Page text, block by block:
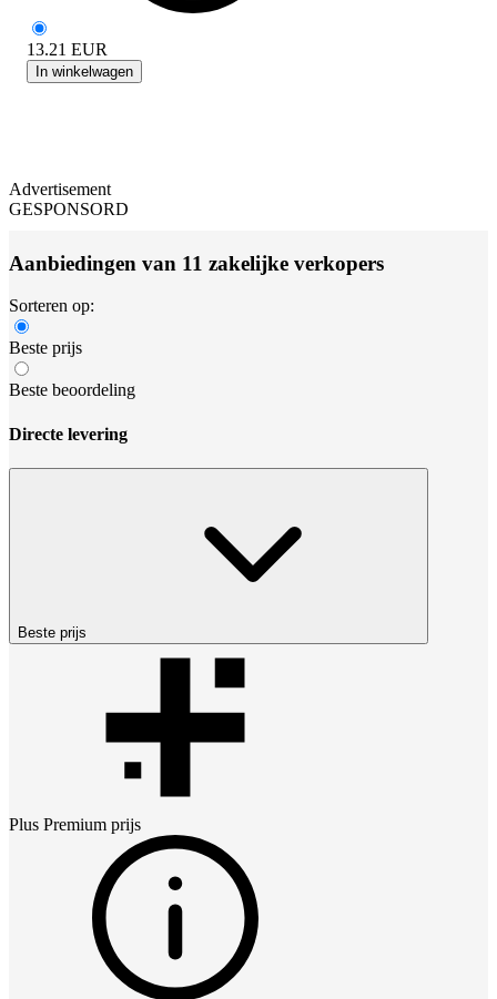
13.21 EUR
In winkelwagen
Advertisement
GESPONSORD
Aanbiedingen van 11 zakelijke verkopers
Sorteren op:
Beste prijs
Beste beoordeling
Directe levering
Beste prijs
Plus Premium prijs